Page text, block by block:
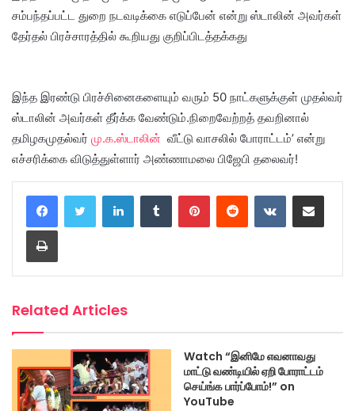
சம்பந்தப்பட்ட துறை நடவடிக்கை எடுப்பேன் என்று ஸ்டாலின் அவர்கள்
தேர்தல் பிரச்சாரத்தில் கூறியது குறிப்பிடத்தக்கது
இந்த இரண்டு பிரச்சினைகளையும் வரும் 50 நாட்களுக்குள் முதல்வர்
ஸ்டாலின் அவர்கள் தீர்க்க வேண்டும்.நிறைவேற்றத் தவறினால்
தமிழகமுதல்வர் மு.க.ஸ்டாலின் வீட்டு வாசலில் போராட்டம்’ என்று
எச்சரிக்கை விடுத்துள்ளார் அண்ணாமலை பிஜேபி தலைவர்!
LinkedInTumblr PinterestReddit VKontakteShare via Email
Print
Related Articles
Watch “இனிமே எவனாவது
மாட்டு வண்டியில் ஏறி போராட்டம்
செய்ங்க பார்ப்போம்!” on
YouTube